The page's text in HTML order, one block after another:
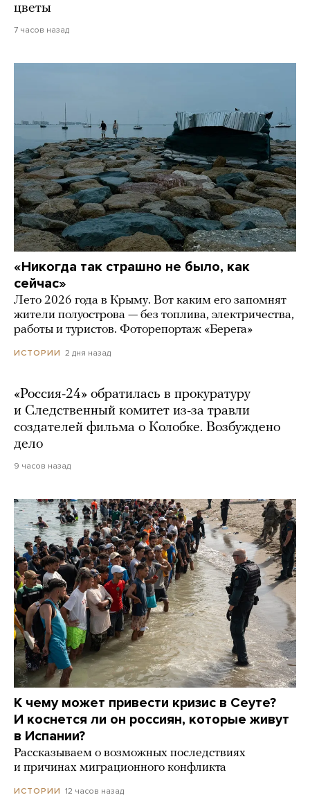
цветы
7 часов назад
«Никогда так страшно не было, как
сейчас»
Лето 2026 года в Крыму. Вот каким его запомнят
жители полуострова — без топлива, электричества,
работы и туристов. Фоторепортаж «Берега»
ИСТОРИИ 2 дня назад
«Россия-24» обратилась в прокуратуру
и Следственный комитет из-за травли
создателей фильма о Колобке. Возбуждено
дело
9 часов назад
К чему может привести кризис в Сеуте?
И коснется ли он россиян, которые живут
в Испании?
Рассказываем о возможных последствиях
и причинах миграционного конфликта
ИСТОРИИ 12 часов назад